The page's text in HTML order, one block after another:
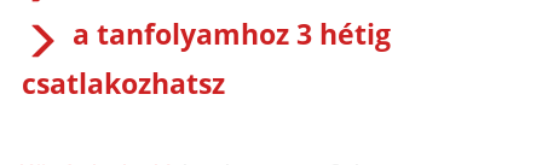
a tanfolyamhoz 3 hétig
csatlakozhatsz